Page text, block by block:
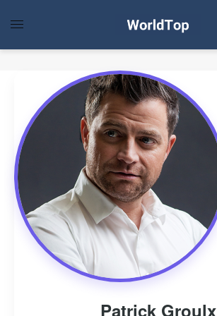
Patrick Groulx